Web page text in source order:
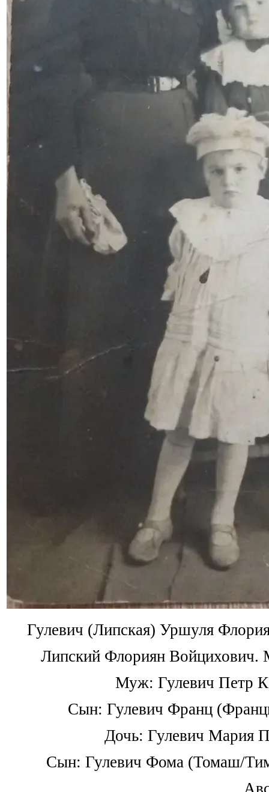
Гулевич (Липская) Уршуля
Липский Флориян Войцихович.
Муж: Гулевич Петр
Сын: Гулевич Франц
Дочь: Гулевич Мария
Сын: Гулевич Фома (Томаш/